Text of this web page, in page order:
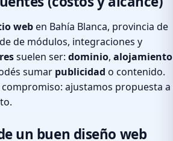
weben Bahía Blanca, provincia de
de módulos, integraciones y
suelen ser: dominio, alojamiento
sumar publicidad o contenido.
ajustamos propuesta a
un buen diseño web